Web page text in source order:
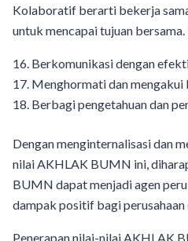
Kolaboratif berarti bekerja
untuk mencapai tujuan
Berkomunikasi dengan
Menghormati dan
Berbagi pengetahuan dan
Dengan menginternalisasi dan
nilai AKHLAK BUMN ini,
BUMN dapat menjadi agen
dampak positif bagi perusahaan
Penerapan nilai-nilai AKHLAK